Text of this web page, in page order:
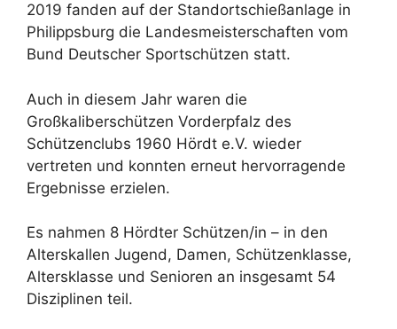
2019 fanden auf der Standortschießanlage in
Philippsburg die Landesmeisterschaften vom
Bund Deutscher Sportschützen statt.
Auch in diesem Jahr waren die
Großkaliberschützen Vorderpfalz des
Schützenclubs 1960 Hördt e.V. wieder
vertreten und konnten erneut hervorragende
Ergebnisse erzielen.
Es nahmen 8 Hördter Schützen/in – in den
Alterskallen Jugend, Damen, Schützenklasse,
Altersklasse und Senioren an insgesamt 54
Disziplinen teil.